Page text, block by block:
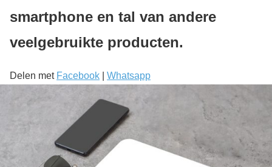
smartphone en tal van andere
veelgebruikte producten.
Delen met Facebook Whatsapp